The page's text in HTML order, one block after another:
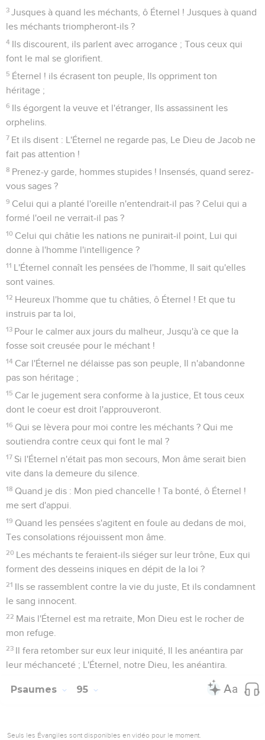
3 Jusques à quand les méchants, ô Éternel ! Jusques à quand
les méchants triompheront-ils ?
4 Ils discourent, ils parlent avec arrogance ; Tous ceux qui
font le mal se glorifient.
5 Éternel ! ils écrasent ton peuple, Ils oppriment ton
héritage ;
6 Ils égorgent la veuve et l'étranger, Ils assassinent les
orphelins.
7 Et ils disent : L'Éternel ne regarde pas, Le Dieu de Jacob ne
fait pas attention !
8 Prenez-y garde, hommes stupides ! Insensés, quand serez-
vous sages ?
9 Celui qui a planté l'oreille n'entendrait-il pas ? Celui qui a
formé l'oeil ne verrait-il pas ?
10 Celui qui châtie les nations ne punirait-il point, Lui qui
donne à l'homme l'intelligence ?
11 L'Éternel connaît les pensées de l'homme, Il sait qu'elles
sont vaines.
12 Heureux l'homme que tu châties, ô Éternel ! Et que tu
instruis par ta loi,
13 Pour le calmer aux jours du malheur, Jusqu'à ce que la
fosse soit creusée pour le méchant !
14 Car l'Éternel ne délaisse pas son peuple, Il n'abandonne
pas son héritage ;
15 Car le jugement sera conforme à la justice, Et tous ceux
dont le coeur est droit l'approuveront.
16 Qui se lèvera pour moi contre les méchants ? Qui me
soutiendra contre ceux qui font le mal ?
17 Si l'Éternel n'était pas mon secours, Mon âme serait bien
vite dans la demeure du silence.
18 Quand je dis : Mon pied chancelle ! Ta bonté, ô Éternel !
me sert d'appui.
19 Quand les pensées s'agitent en foule au dedans de moi,
Tes consolations réjouissent mon âme.
20 Les méchants te feraient-ils siéger sur leur trône, Eux qui
forment des desseins iniques en dépit de la loi ?
21 Ils se rassemblent contre la vie du juste, Et ils condamnent
le sang innocent.
22 Mais l'Éternel est ma retraite, Mon Dieu est le rocher de
mon refuge.
23 Il fera retomber sur eux leur iniquité, Il les anéantira par
leur méchanceté ; L'Éternel, notre Dieu, les anéantira.
Psaumes 95
Seuls les Évangiles sont disponibles en vidéo pour le moment.